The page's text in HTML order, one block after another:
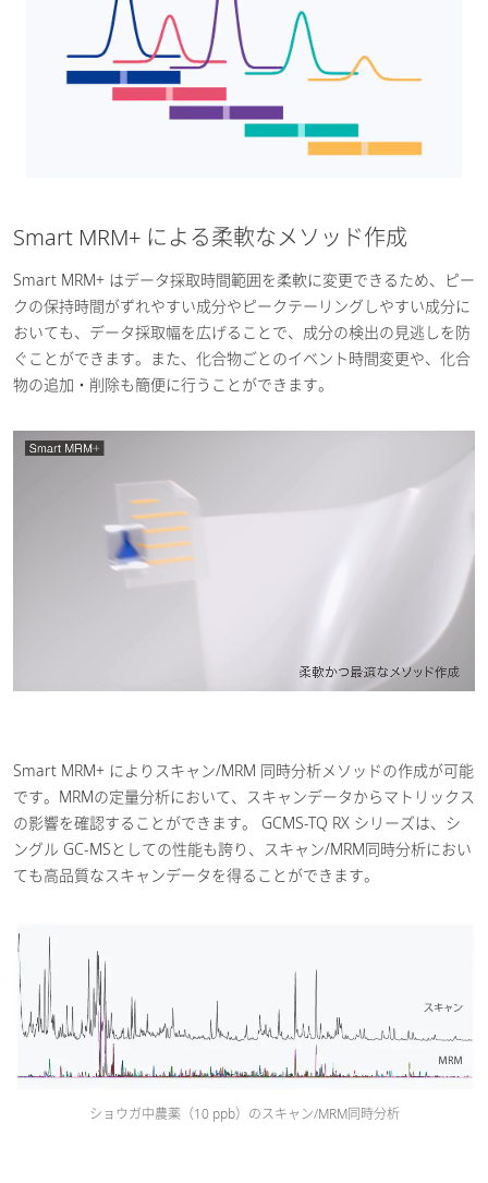
Smart MRM+ による柔軟なメソッド作成
Smart MRM+ はデータ採取時間範囲を柔軟に変更できるため、ピー
クの保持時間がずれやすい成分やピークテーリングしやすい成分に
おいても、データ採取幅を広げることで、成分の検出の見逃しを防
ぐことができます。また、化合物ごとのイベント時間変更や、化合
物の追加・削除も簡便に行うことができます。
Smart MRM+ によりスキャン/MRM 同時分析メソッドの作成が可能
です。MRMの定量分析において、スキャンデータからマトリックス
の影響を確認することができます。 GCMS-TQ RX シリーズは、シ
ングル GC-MSとしての性能も誇り、スキャン/MRM同時分析におい
ても高品質なスキャンデータを得ることができます。
ショウガ中農薬（10 ppb）のスキャン/MRM同時分析